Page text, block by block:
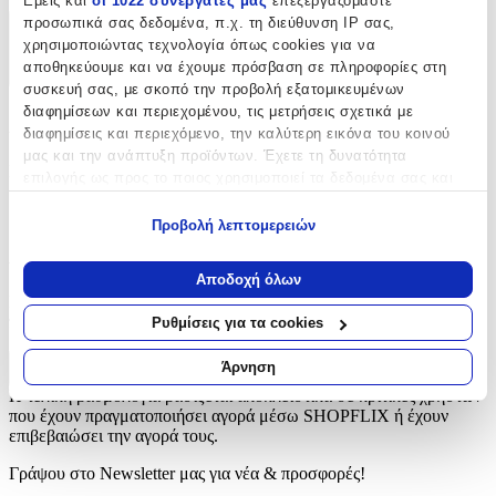
προσωπικά σας δεδομένα, π.χ. τη διεύθυνση IP σας,
χρησιμοποιώντας τεχνολογία όπως cookies για να
αποθηκεύουμε και να έχουμε πρόσβαση σε πληροφορίες στη
συσκευή σας, με σκοπό την προβολή εξατομικευμένων
διαφημίσεων και περιεχομένου, τις μετρήσεις σχετικά με
διαφημίσεις και περιεχόμενο, την καλύτερη εικόνα του κοινού
μας και την ανάπτυξη προϊόντων. Έχετε τη δυνατότητα
Να συλλέξουμε πληροφορίες σχετικά με τη γεωγραφική
σας τοποθεσία, οι οποίες μπορεί να είναι ακριβείς σε
απόσταση μερικών μέτρων
Να αναγνωρίσουμε τη συσκευή σας σαρώνοντας ενεργά
για συγκεκριμένα χαρακτηριστικά (δακτυλικό αποτύπωμα)
Μάθετε περισσότερα σχετικά με τον τρόπο επεξεργασίας των
προσωπικών σας δεδομένων και καθορίστε τις προτιμήσεις σας
στην
ενότητα “Λεπτομέρειες”. Μπορείτε να αλλάξετε ή να
ανακαλέσετε τη συγκατάθεσή σας ανά πάσα στιγμή από τη
Δήλωση Cookies.
Προβολή λεπτομερειών
Αποδοχή όλων
Ρυθμίσεις για τα cookies
Άρνηση
Χαρακτηριστικά
+
Χαρακτηριστικά
Αξιολογήσεις
Προς το παρόν δεν υπάρχουν άλλες αξιολογήσεις. Όταν
προστεθούν, θα εμφανιστούν εδώ.
Πώς υπολογίζεται η βαθμολογία
Η τελική βαθμολογία βασίζεται αποκλειστικά σε κριτικές χρηστών
που έχουν πραγματοποιήσει αγορά μέσω SHOPFLIX ή έχουν
επιβεβαιώσει την αγορά τους.
Γράψου στο Νewsletter μας για νέα & προσφορές!